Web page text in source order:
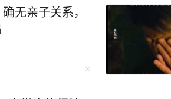
无亲子关系，